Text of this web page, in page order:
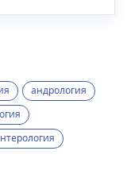
андрология